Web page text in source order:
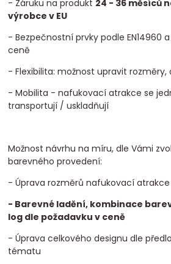
- Záruku na produkt 24 - 36 měsíců
výrobce v EU
- Bezpečnostní prvky podle EN14960
ceně
- Flexibilita: možnost upravit
- Mobilita - nafukovací atrakce se
transportují / uskladňují
Možnost návrhu na míru, dle Vámi
barevného provedení:
- Úprava rozměrů nafukovací
- Barevné ladění, kombinace
log dle požadavku v ceně
- Úprava celkového designu dle
tématu